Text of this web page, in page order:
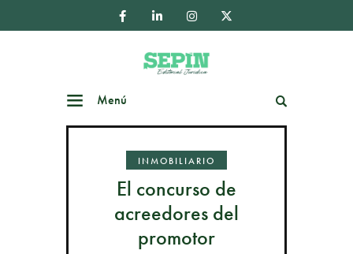
Menú
INMOBILIARIO
El concurso de
acreedores del
promotor